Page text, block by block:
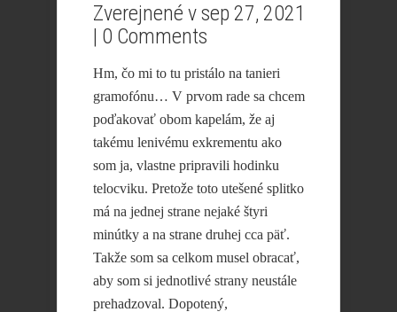
Zverejnené v sep 27, 2021
| 0 Comments
Hm, čo mi to tu pristálo na tanieri
gramofónu… V prvom rade sa chcem
poďakovať obom kapelám, že aj
takému lenivému exkrementu ako
som ja, vlastne pripravili hodinku
telocviku. Pretože toto utešené splitko
má na jednej strane nejaké štyri
minútky a na strane druhej cca päť.
Takže som sa celkom musel obracať,
aby som si jednotlivé strany neustále
prehadzoval. Dopotený,